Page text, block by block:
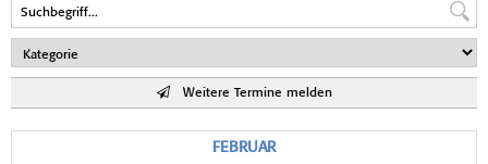
Weitere Termine melden
FEBRUAR